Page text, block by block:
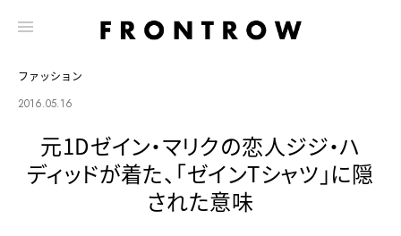
ファッション
2016.05.16
元1Dゼイン・マリクの恋人ジジ・ハ
ディッドが着た、「ゼインTシャツ」に隠
された意味